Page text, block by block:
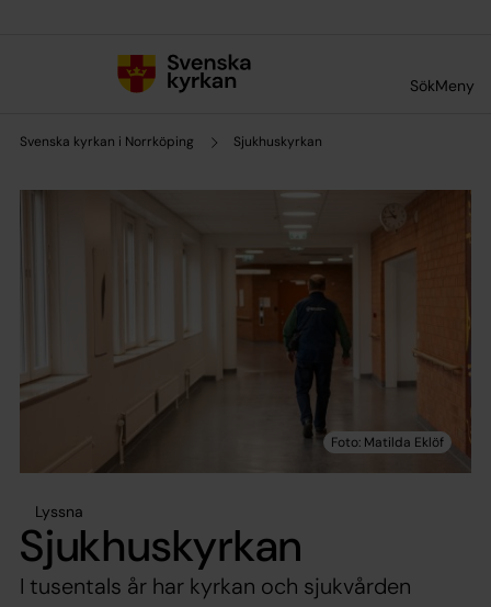
SökMeny
Svenska kyrkan i Norrköping Sjukhuskyrkan
Lyssna
Sjukhuskyrkan
I tusentals år har kyrkan och sjukvården